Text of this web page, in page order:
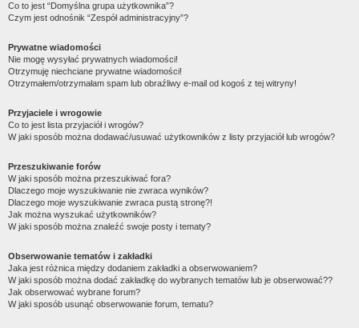
Co to jest “Domyślna grupa użytkownika”?
Czym jest odnośnik “Zespół administracyjny”?
Prywatne wiadomości
Nie mogę wysyłać prywatnych wiadomości!
Otrzymuję niechciane prywatne wiadomości!
Otrzymałem/otrzymałam spam lub obraźliwy e-mail od kogoś z tej witryny!
Przyjaciele i wrogowie
Co to jest lista przyjaciół i wrogów?
W jaki sposób można dodawać/usuwać użytkowników z listy przyjaciół lub wrogów?
Przeszukiwanie forów
W jaki sposób można przeszukiwać fora?
Dlaczego moje wyszukiwanie nie zwraca wyników?
Dlaczego moje wyszukiwanie zwraca pustą stronę?!
Jak można wyszukać użytkowników?
W jaki sposób można znaleźć swoje posty i tematy?
Obserwowanie tematów i zakładki
Jaka jest różnica między dodaniem zakładki a obserwowaniem?
W jaki sposób można dodać zakładkę do wybranych tematów lub je obserwować??
Jak obserwować wybrane forum?
W jaki sposób usunąć obserwowanie forum, tematu?